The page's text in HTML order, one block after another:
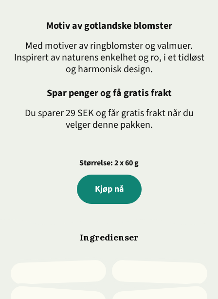
Motiv av gotlandske blomster
Med motiver av ringblomster og valmuer.
Inspirert av naturens enkelhet og ro, i et tidløst
og harmonisk design.
Spar penger og få gratis frakt
Du sparer 29 SEK og får gratis frakt når du
velger denne pakken.
Størrelse: 2 x 60 g
Kjøp nå
Ingredienser